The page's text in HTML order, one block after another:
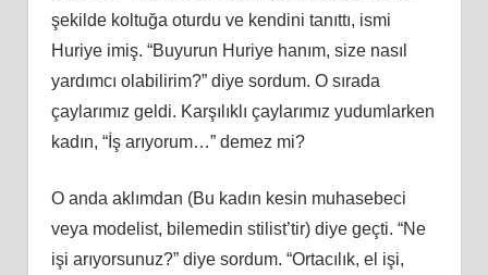
şekilde koltuğa oturdu ve kendini tanıttı, ismi
Huriye imiş. “Buyurun Huriye hanım, size nasıl
yardımcı olabilirim?” diye sordum. O sırada
çaylarımız geldi. Karşılıklı çaylarımız yudumlarken
kadın, “İş arıyorum…” demez mi?
O anda aklımdan (Bu kadın kesin muhasebeci
veya modelist, bilemedin stilist’tir) diye geçti. “Ne
işi arıyorsunuz?” diye sordum. “Ortacılık, el işi,